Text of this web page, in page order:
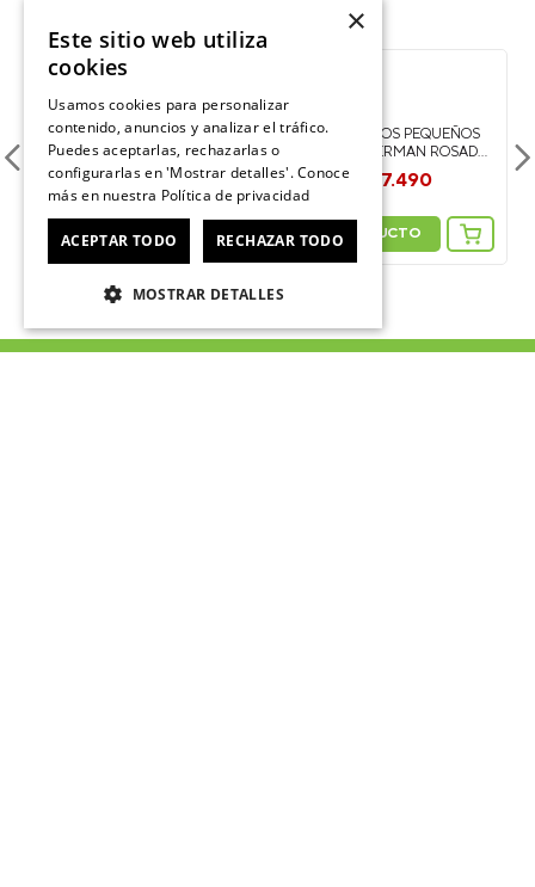
-
SANDALIA NIÑOS PEQUEÑOS
CLASSIC FISHERMAN AZUL
CROCS
$34.990$17.490
SANDALIA NIÑOS PEQUEÑOS
CLASSIC FISHERMAN ROSADO
CROCS
$ 34.990 17.490
VER PRODUCTO
×
Este sitio web utiliza
cookies
Usamos cookies para personalizar
contenido, anuncios y analizar el tráfico.
Puedes aceptarlas, rechazarlas o
configurarlas en 'Mostrar detalles'. Conoce
más en nuestra Política de privacidad
ACEPTAR TODO RECHAZAR TODO
MOSTRAR DETALLES